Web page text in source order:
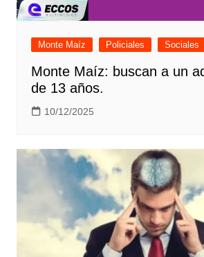
Monte Maíz Policiales Sociales
Monte Maíz: buscan a un
de 13 años.
10/12/2025